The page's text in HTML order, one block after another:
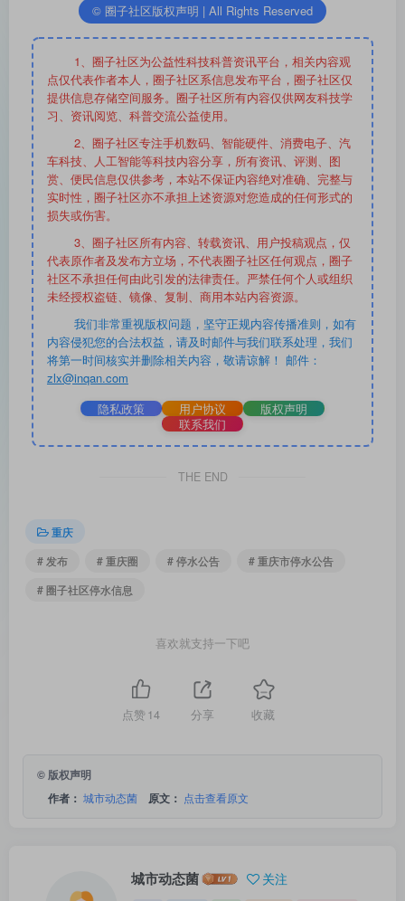
© 圈子社区版权声明 | All Rights Reserved
1、圈子社区为公益性科技科普资讯平台，相关内容观
点仅代表作者本人，圈子社区系信息发布平台，圈子社区仅
提供信息存储空间服务。圈子社区所有内容仅供网友科技学
习、资讯阅览、科普交流公益使用。
2、圈子社区专注手机数码、智能硬件、消费电子、汽
车科技、人工智能等科技内容分享，所有资讯、评测、图
赏、便民信息仅供参考，本站不保证内容绝对准确、完整与
实时性，圈子社区亦不承担上述资源对您造成的任何形式的
损失或伤害。
3、圈子社区所有内容、转载资讯、用户投稿观点，仅
代表原作者及发布方立场，不代表圈子社区任何观点，圈子
社区不承担任何由此引发的法律责任。严禁任何个人或组织
未经授权盗链、镜像、复制、商用本站内容资源。
我们非常重视版权问题，坚守正规内容传播准则，如有
内容侵犯您的合法权益，请及时邮件与我们联系处理，我们
将第一时间核实并删除相关内容，敬请谅解！ 邮件：
zlx@inqan.com
隐私政策
用户协议
版权声明
联系我们
THE END
重庆
# 发布
# 重庆圈 # 停水公告
# 重庆市停水公告
# 圈子社区停水信息
喜欢就支持一下吧
点赞 14 分享 收藏
© 版权声明
作者： 城市动态菌 原文： 点击查看原文
城市动态菌 关注